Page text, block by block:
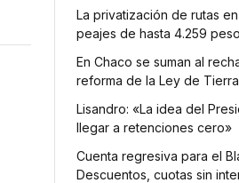
La privatización de rutas
peajes de hasta 4.259
En Chaco se suman al
reforma de la Ley de
Lisandro: «La idea del
llegar a retenciones cero»
Cuenta regresiva para el
Descuentos, cuotas sin